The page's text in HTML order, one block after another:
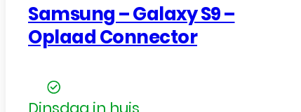
Samsung – Galaxy S9 –
Oplaad Connector